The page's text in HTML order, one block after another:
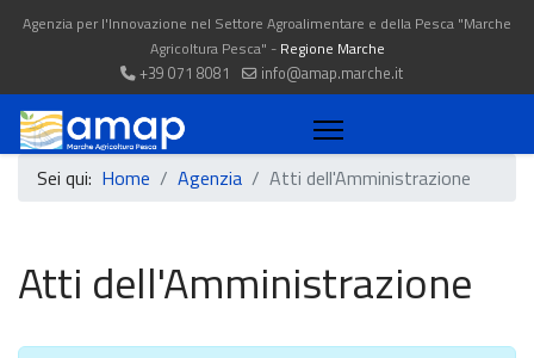
Agenzia per l'Innovazione nel Settore Agroalimentare e della Pesca "Marche
Agricoltura Pesca" - Regione Marche
+39 071 8081
info@amap.marche.it
Sei qui: Home Agenzia Atti dell'Amministrazione
Atti dell'Amministrazione